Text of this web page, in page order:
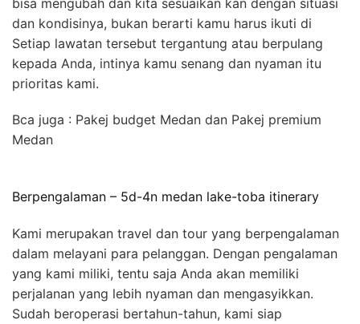
dan kondisinya, bukan berarti kamu harus ikuti di
Setiap lawatan tersebut tergantung atau berpulang
kepada Anda, intinya kamu senang dan nyaman itu
prioritas kami.
Bca juga : Pakej budget Medan dan Pakej premium
Medan
Berpengalaman – 5d-4n medan lake-toba itinerary
Kami merupakan travel dan tour yang berpengalaman
dalam melayani para pelanggan. Dengan pengalaman
yang kami miliki, tentu saja Anda akan memiliki
perjalanan yang lebih nyaman dan mengasyikkan.
Sudah beroperasi bertahun-tahun, kami siap